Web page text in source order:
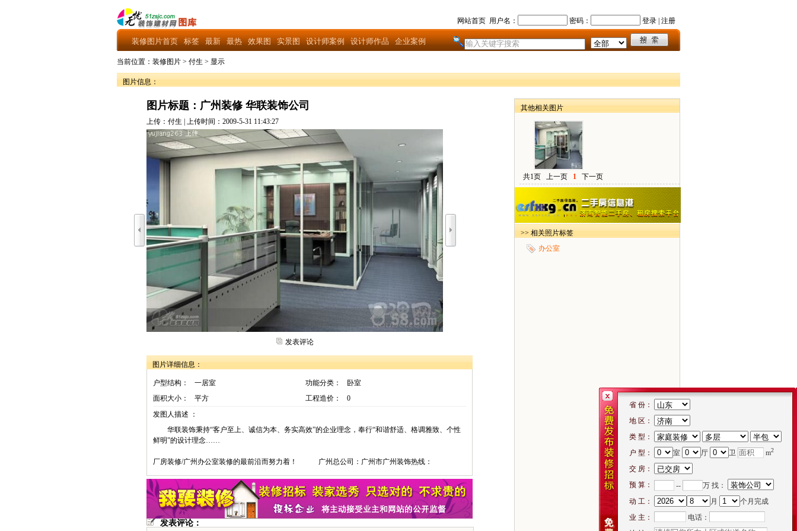
网站首页 用户名： 密码： 登录 | 注册
装修图片首页 标签 最新 最热 效果图 实景图 设计师案例 设计师作品 企业案例
当前位置： 装修图片 > 付生 > 显示
图片信息：
图片标题：广州装修 华联装饰公司
上传：付生 | 上传时间：2009-5-31 11:43:27
发表评论
图片详细信息：
户型结构： 一居室 功能分类：
卧室
面积大小：
平方 工程造价：
0
发图人描述 ：
华联装饰秉持“客户至上、诚信为本、务实高效”的企业理念，奉行“和谐舒适、格调雅致、个性
鲜明”的设计理念……
厂房装修/广州办公室装修的最前沿而努力着！ 广州总公司：广州市广州装饰热线：
发表评论：
其他相关图片
共1页 上一页 1 下一页
>> 相关照片标签
办公室
省 份：
地 区：
类 型：
户 型：
室 厅 卫 m2
交 房：
预 算：
--
万 找：
动 工：
月
个月完成
业 主：
电话：